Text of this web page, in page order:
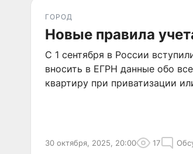
ГОРОД
Новые правила
С 1 сентября в России
вносить в ЕГРН данные обо
квартиру при приватизации
30 октября, 2025, 20:00 17